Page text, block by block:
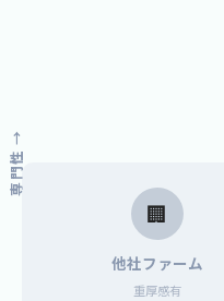
専門性 →
🏢
他社ファーム
重厚感有